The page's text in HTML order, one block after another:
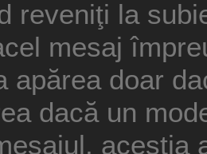
reveniţi la
mesaj
apărea doar
dacă un
aceştia